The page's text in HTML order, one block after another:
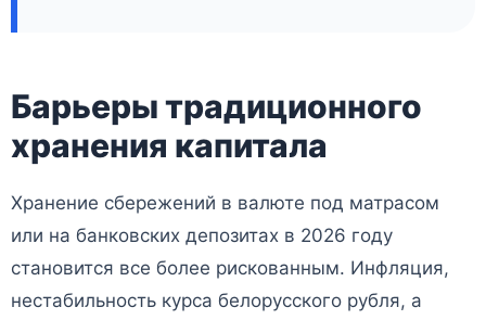
Барьеры традиционного
хранения капитала
Хранение сбережений в валюте под матрасом
или на банковских депозитах в 2026 году
становится все более рискованным. Инфляция,
нестабильность курса белорусского рубля, а